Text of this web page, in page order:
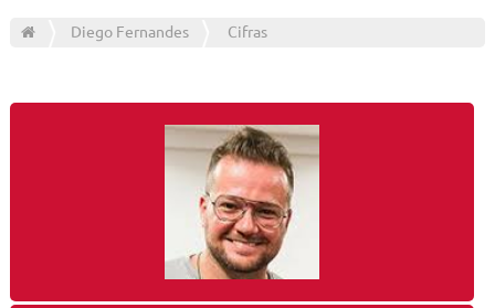
Diego Fernandes Cifras